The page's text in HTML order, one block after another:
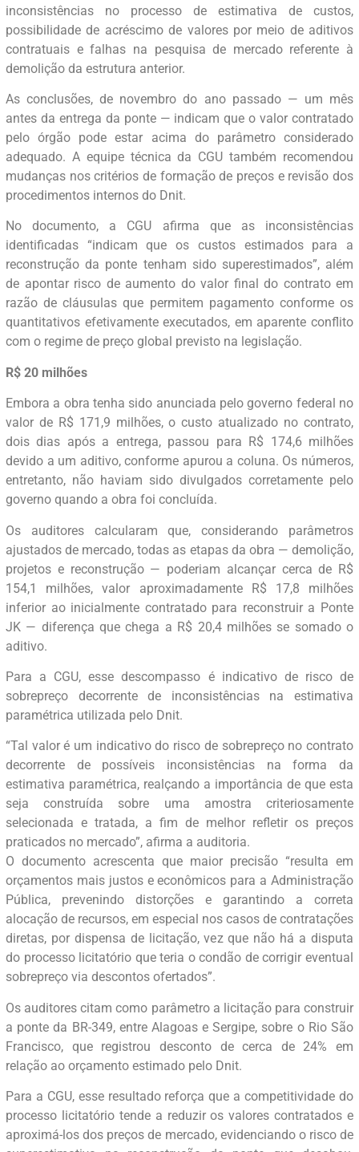
inconsistências no processo de estimativa de custos,
possibilidade de acréscimo de valores por meio de aditivos
contratuais e falhas na pesquisa de mercado referente à
demolição da estrutura anterior.
As conclusões, de novembro do ano passado — um mês
antes da entrega da ponte — indicam que o valor contratado
pelo órgão pode estar acima do parâmetro considerado
adequado. A equipe técnica da CGU também recomendou
mudanças nos critérios de formação de preços e revisão dos
procedimentos internos do Dnit.
No documento, a CGU afirma que as inconsistências
identificadas “indicam que os custos estimados para a
reconstrução da ponte tenham sido superestimados”, além
de apontar risco de aumento do valor final do contrato em
razão de cláusulas que permitem pagamento conforme os
quantitativos efetivamente executados, em aparente conflito
com o regime de preço global previsto na legislação.
R$ 20 milhões
Embora a obra tenha sido anunciada pelo governo federal no
valor de R$ 171,9 milhões, o custo atualizado no contrato,
dois dias após a entrega, passou para R$ 174,6 milhões
devido a um aditivo, conforme apurou a coluna. Os números,
entretanto, não haviam sido divulgados corretamente pelo
governo quando a obra foi concluída.
Os auditores calcularam que, considerando parâmetros
ajustados de mercado, todas as etapas da obra — demolição,
projetos e reconstrução — poderiam alcançar cerca de R$
154,1 milhões, valor aproximadamente R$ 17,8 milhões
inferior ao inicialmente contratado para reconstruir a Ponte
JK — diferença que chega a R$ 20,4 milhões se somado o
aditivo.
Para a CGU, esse descompasso é indicativo de risco de
sobrepreço decorrente de inconsistências na estimativa
paramétrica utilizada pelo Dnit.
“Tal valor é um indicativo do risco de sobrepreço no contrato
decorrente de possíveis inconsistências na forma da
estimativa paramétrica, realçando a importância de que esta
seja construída sobre uma amostra criteriosamente
selecionada e tratada, a fim de melhor refletir os preços
praticados no mercado”, afirma a auditoria.
O documento acrescenta que maior precisão “resulta em
orçamentos mais justos e econômicos para a Administração
Pública, prevenindo distorções e garantindo a correta
alocação de recursos, em especial nos casos de contratações
diretas, por dispensa de licitação, vez que não há a disputa
do processo licitatório que teria o condão de corrigir eventual
sobrepreço via descontos ofertados”.
Os auditores citam como parâmetro a licitação para construir
a ponte da BR-349, entre Alagoas e Sergipe, sobre o Rio São
Francisco, que registrou desconto de cerca de 24% em
relação ao orçamento estimado pelo Dnit.
Para a CGU, esse resultado reforça que a competitividade do
processo licitatório tende a reduzir os valores contratados e
aproximá-los dos preços de mercado, evidenciando o risco de